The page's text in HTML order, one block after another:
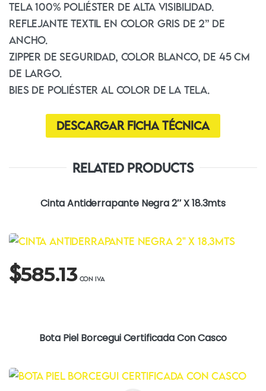
Tela 100% poliéster de alta visibilidad.
Reflejante textil en color gris de 2” de
ancho.
Zipper de seguridad, color blanco, de 45 cm
de largo.
Bies de poliéster al color de la tela.
Descargar ficha técnica
Related Products
Cinta Antiderrapante Negra 2″ X 18.3mts
$585.13
Bota Piel Borcegui Certificada Con Casco